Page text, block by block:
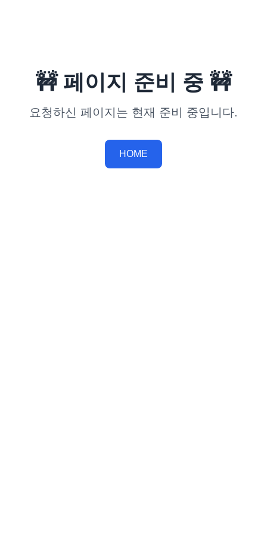
🚧 페이지 준비 중 🚧
요청하신 페이지는 현재 준비 중입니다.
HOME